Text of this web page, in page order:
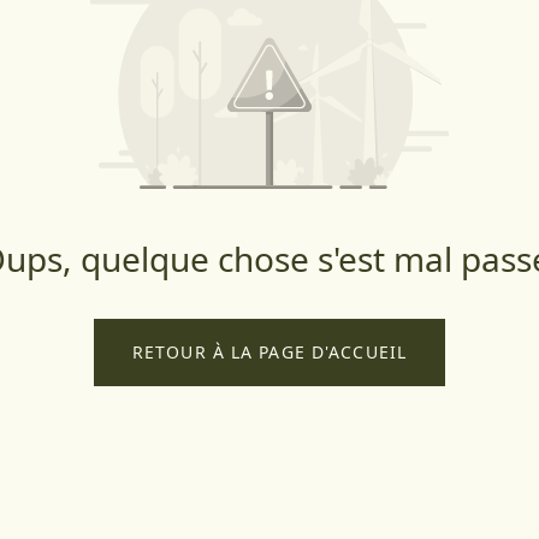
quelque chose s'est mal
RETOUR À LA PAGE D'ACCUEIL